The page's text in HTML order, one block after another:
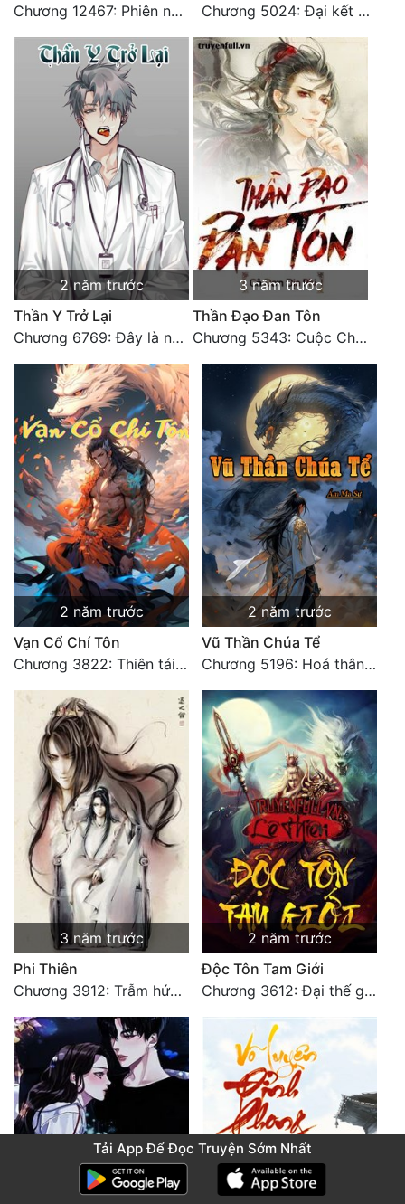
Chương 12467: Phiên ngoại 20: Sinh nhật vui vẻ - Hoàn
Chương 5024: Đại kết cục
2 năm trước
Thần Y Trở Lại
Chương 6769: Đây là nơi nào?
3 năm trước
Thần Đạo Đan Tôn
Chương 5343: Cuộc Chiến Cấp Thứ Nhất
2 năm trước
Vạn Cổ Chí Tôn
Chương 3822: Thiên tái phong vân một tiếng cười
2 năm trước
Vũ Thần Chúa Tể
Chương 5196: Hoá thân hắc ám
3 năm trước
Phi Thiên
Chương 3912: Trẫm hứa đời này ngươi vừa lòng thỏa ý (1)
2 năm trước
Độc Tôn Tam Giới
Chương 3612: Đại thế giới truyền thuyết
Tải App Để Đọc Truyện Sớm Nhất